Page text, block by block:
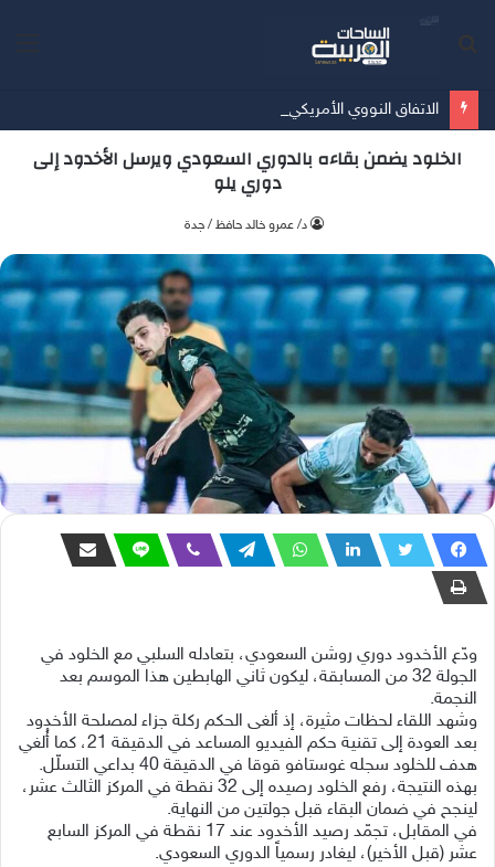
الخلود يضمن بقاءه بالدوري السعودي ويرسل الأخدود إلى
دوري يلو
د/ عمرو خالد حافظ / جدة
ودّع الأخدود دوري روشن السعودي، بتعادله السلبي مع الخلود في
الجولة 32 من المسابقة، ليكون ثاني الهابطين هذا الموسم بعد
النجمة.
وشهد اللقاء لحظات مثيرة، إذ ألغى الحكم ركلة جزاء لمصلحة الأخدود
بعد العودة إلى تقنية حكم الفيديو المساعد في الدقيقة 21، كما أُلغي
هدف للخلود سجله غوستافو قوقا في الدقيقة 40 بداعي التسلّل.
بهذه النتيجة، رفع الخلود رصيده إلى 32 نقطة في المركز الثالث عشر،
لينجح في ضمان البقاء قبل جولتين من النهاية.
في المقابل، تجمّد رصيد الأخدود عند 17 نقطة في المركز السابع
عشر (قبل الأخير)، ليغادر رسمياً الدوري السعودي.